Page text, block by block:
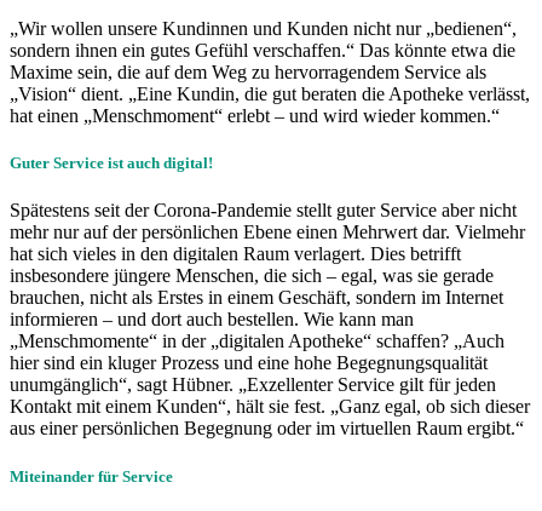
„Wir wollen unsere Kundinnen und Kunden nicht nur „bedienen“,
sondern ihnen ein gutes Gefühl verschaffen.“ Das könnte etwa die
Maxime sein, die auf dem Weg zu hervorragendem Service als
„Vision“ dient. „Eine Kundin, die gut beraten die Apotheke verlässt,
hat einen „Menschmoment“ erlebt – und wird wieder kommen.“
Guter Service ist auch digital!
Spätestens seit der Corona-Pandemie stellt guter Service aber nicht
mehr nur auf der persönlichen Ebene einen Mehrwert dar. Vielmehr
hat sich vieles in den digitalen Raum verlagert. Dies betrifft
insbesondere jüngere Menschen, die sich – egal, was sie gerade
brauchen, nicht als Erstes in einem Geschäft, sondern im Internet
informieren – und dort auch bestellen. Wie kann man
„Menschmomente“ in der „digitalen Apotheke“ schaffen? „Auch
hier sind ein kluger Prozess und eine hohe Begegnungsqualität
unumgänglich“, sagt Hübner. „Exzellenter Service gilt für jeden
Kontakt mit einem Kunden“, hält sie fest. „Ganz egal, ob sich dieser
aus einer persönlichen Begegnung oder im virtuellen Raum ergibt.“
Miteinander für Service